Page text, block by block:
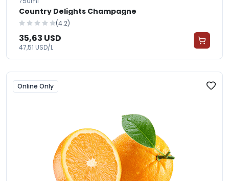
Country Delights Champagne
(4.2)
35,63 USD
47,51 USD/L
Online Only